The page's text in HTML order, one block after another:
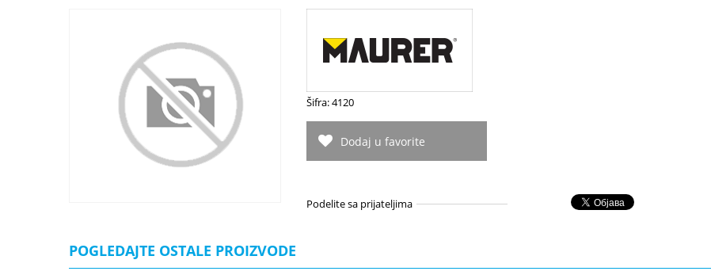
Šifra: 4120
Dodaj u favorite
Podelite sa prijateljima
POGLEDAJTE OSTALE PROIZVODE